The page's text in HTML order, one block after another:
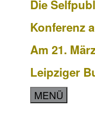
Die
Konferenz
Am 21.
Leipziger
MENÜ